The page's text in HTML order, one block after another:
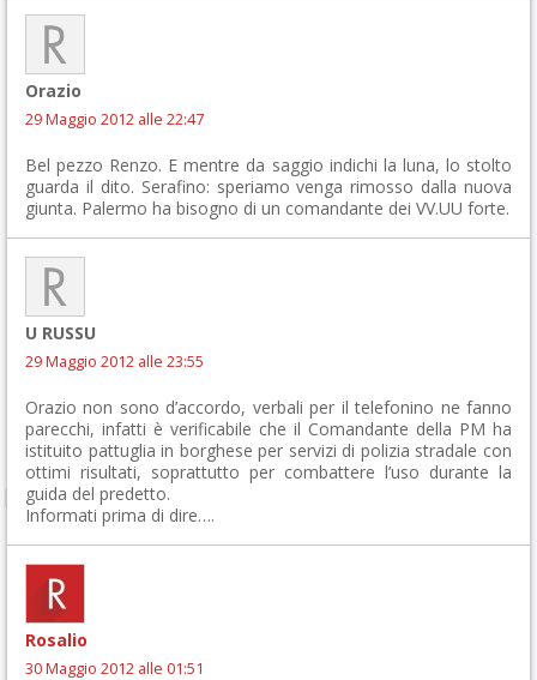
Orazio
29 Maggio 2012 alle 22:47
Bel pezzo Renzo. E mentre da saggio indichi la luna, lo stolto
guarda il dito. Serafino: speriamo venga rimosso dalla nuova
giunta. Palermo ha bisogno di un comandante dei VV.UU forte.
U RUSSU
29 Maggio 2012 alle 23:55
Orazio non sono d’accordo, verbali per il telefonino ne fanno
parecchi, infatti è verificabile che il Comandante della PM ha
istituito pattuglia in borghese per servizi di polizia stradale con
ottimi risultati, soprattutto per combattere l’uso durante la
guida del predetto.
Informati prima di dire….
Rosalio
30 Maggio 2012 alle 01:51